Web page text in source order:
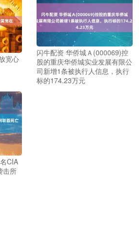
宽心
闪牛配资 华侨城Ａ(000069)控
股的重庆华侨城实业发展有限公
司新增1条被执行人信息，执行
标的174.23万元
CIA
击所